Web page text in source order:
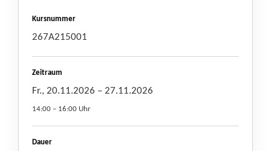
Kursnummer
267A215001
Zeitraum
Fr., 20.11.2026 – 27.11.2026
14:00 – 16:00 Uhr
Dauer